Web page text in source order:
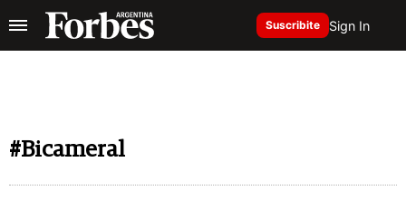
Suscribite Sign In
#Bicameral